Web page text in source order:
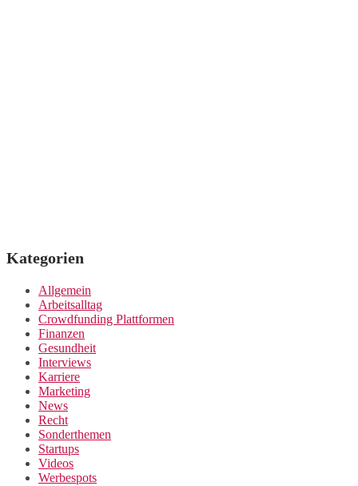
Kategorien
Allgemein
Arbeitsalltag
Crowdfunding Plattformen
Finanzen
Gesundheit
Interviews
Karriere
Marketing
News
Recht
Sonderthemen
Startups
Videos
Werbespots